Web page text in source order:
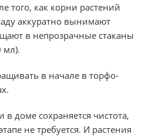
того, как корни растений
аккуратно вынимают
в непрозрачные стаканы
мл).
в начале в торфо-
доме сохраняется чистота,
не требуется. И растения